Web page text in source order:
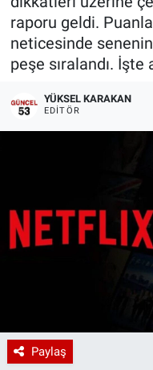
raporu geldi.
neticesinde
peşe sıralandı. İşte
YÜKSEL KARAKAN
EDITÖR
Paylaş